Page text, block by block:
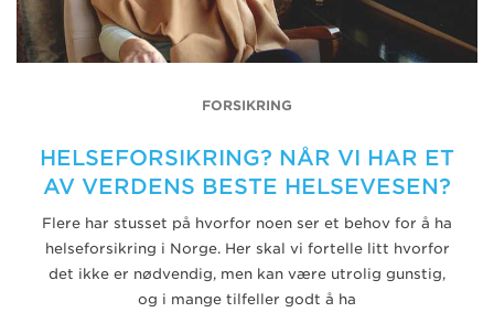
FORSIKRING
HELSEFORSIKRING? NÅR VI HAR ET
AV VERDENS BESTE HELSEVESEN?
Flere har stusset på hvorfor noen ser et behov for å ha
helseforsikring i Norge. Her skal vi fortelle litt hvorfor
det ikke er nødvendig, men kan være utrolig gunstig,
og i mange tilfeller godt å ha